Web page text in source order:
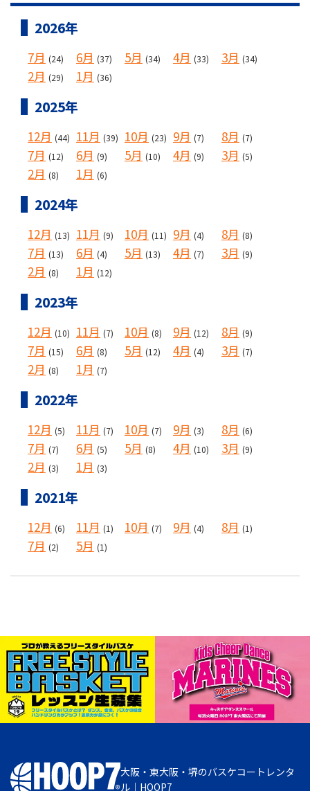
2026年
7月 (24) 6月 (37) 5月 (34) 4月 (33) 3月 (34)
2月 (29) 1月 (36)
2025年
12月 (44) 11月 (39) 10月 (23) 9月 (7) 8月 (7)
7月 (12) 6月 (9) 5月 (10) 4月 (9) 3月 (5)
2月 (8) 1月 (6)
2024年
12月 (13) 11月 (9) 10月 (11) 9月 (4) 8月 (8)
7月 (13) 6月 (4) 5月 (13) 4月 (7) 3月 (9)
2月 (8) 1月 (12)
2023年
12月 (10) 11月 (7) 10月 (8) 9月 (12) 8月 (9)
7月 (15) 6月 (8) 5月 (12) 4月 (4) 3月 (7)
2月 (8) 1月 (7)
2022年
12月 (5) 11月 (7) 10月 (7) 9月 (3) 8月 (6)
7月 (7) 6月 (5) 5月 (8) 4月 (10) 3月 (9)
2月 (3) 1月 (3)
2021年
12月 (6) 11月 (1) 10月 (7) 9月 (4) 8月 (1)
7月 (2) 5月 (1)
大阪・東大阪・堺のバスケコートレンタ
ル｜HOOP7